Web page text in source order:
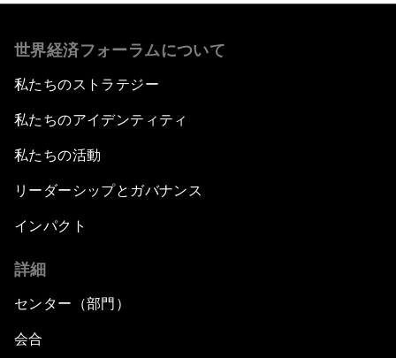
世界経済フォーラムについて
私たちのストラテジー
私たちのアイデンティティ
私たちの活動
リーダーシップとガバナンス
インパクト
詳細
センター（部門）
会合